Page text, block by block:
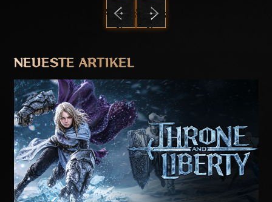
NEUESTE ARTIKEL